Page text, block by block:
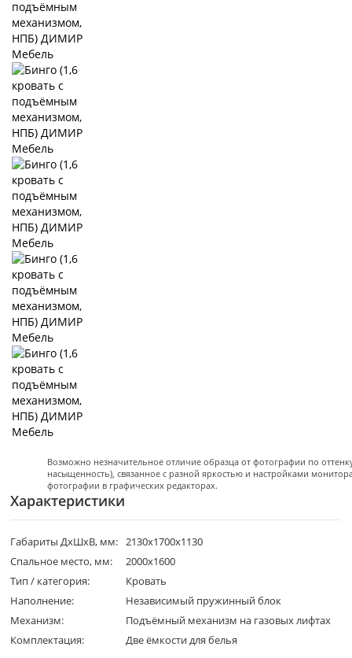
Возможно незначительное отличие образца от фотографии по
насыщенность), связанное с разной яркостью и настройками
фотографии в графических редакторах.
Характеристики
Габариты ДхШхВ, мм: 2130х1700х1130
Спальное место, мм:
2000х1600
Тип / категория:
Кровать
Наполнение:
Независимый пружинный блок
Механизм:
Подъёмный механизм на газовых лифтах
Комплектация:
Две ёмкости для белья